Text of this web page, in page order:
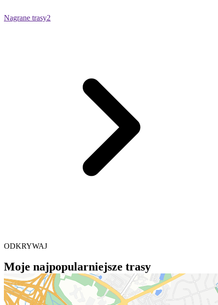
Nagrane trasy2
ODKRYWAJ
Moje najpopularniejsze trasy